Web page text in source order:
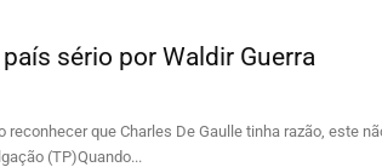
sério por Waldir Guerra
que Charles De Gaulle tinha razão, este
(TP)Quando...